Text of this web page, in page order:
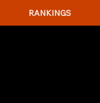
RANKINGS